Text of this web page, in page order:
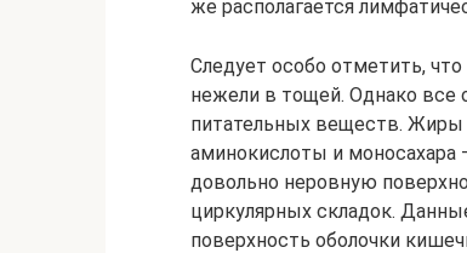
же располагается
Следует особо отметить,
нежели в тощей. Однако все
питательных веществ.
аминокислоты и
довольно неровную
циркулярных складок.
поверхность оболочки